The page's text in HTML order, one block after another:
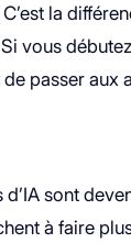
la
vous
passer aux
sont
à faire